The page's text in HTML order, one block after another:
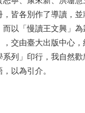
，皆各別作了導讀，
而以「慢讀王文興」
，交由臺大出版中心
系列」印行，我自然
以為引介。